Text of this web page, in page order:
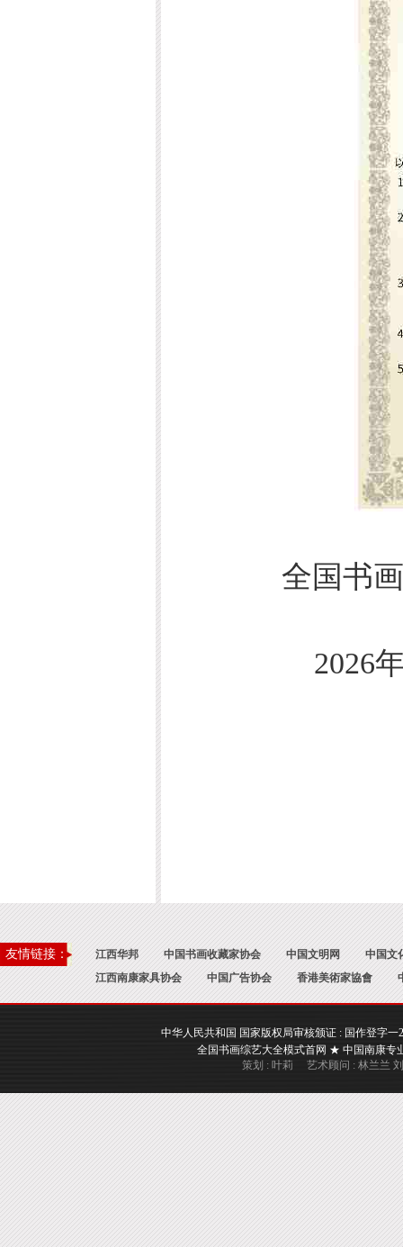
全国书画
2026年7
友情链接： 江西华邦 中国书画收藏家协会 中国文明网
中国文
江西南康家具协会
中国广告协会 香港美術家協會
中华人民共和国 国家版权局审核颁证 : 国作登字
全国书画综艺大全模式首网 ★ 中国南康
策划 : 叶莉 艺术顾问 : 林兰兰